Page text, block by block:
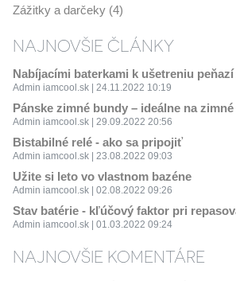
Zážitky a darčeky (4)
NAJNOVŠIE ČLÁNKY
Nabíjacími baterkami k ušetreniu
Admin iamcool.sk | 24.11.2022 10:19
Pánske zimné bundy – ideálne na
Admin iamcool.sk | 29.09.2022 20:56
Bistabilné relé - ako sa pripojiť
Admin iamcool.sk | 23.08.2022 09:03
Užite si leto vo vlastnom bazéne
Admin iamcool.sk | 02.08.2022 09:26
Stav batérie - kľúčový faktor pri
Admin iamcool.sk | 01.03.2022 09:24
NAJNOVŠIE KOMENTÁRE